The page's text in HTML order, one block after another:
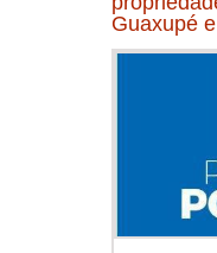
Guaxupé